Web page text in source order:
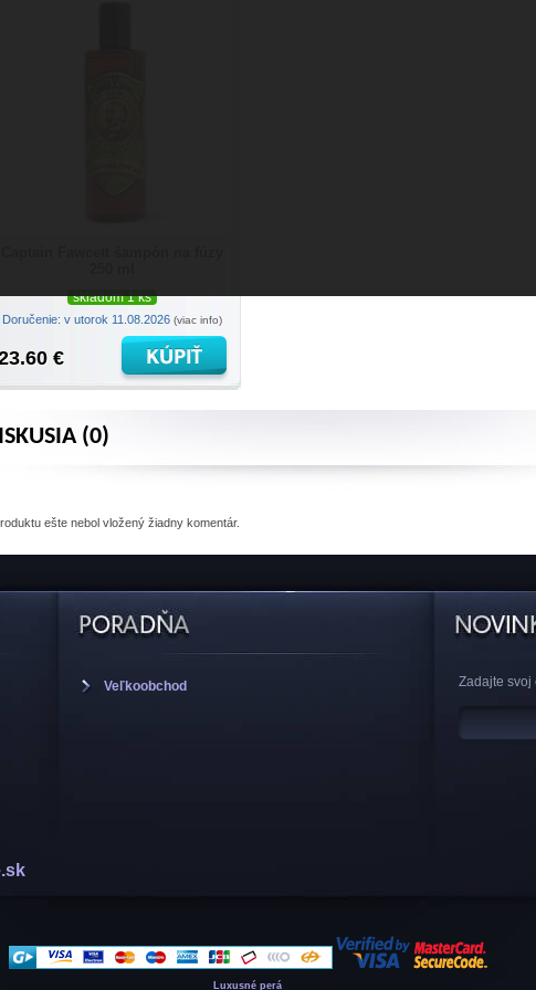
skladom 1 ks
Doručenie: v utorok 11.08.2026 (viac info)
€
(0)
ešte nebol vložený žiadny komentár.
Veľkoobchod Zadajte svoj
Luxusné perá